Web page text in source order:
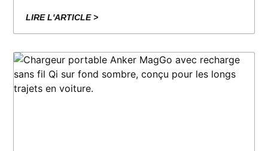
l'assurance au tiers étendue, elle offre également la plus
LIRE L'ARTICLE >